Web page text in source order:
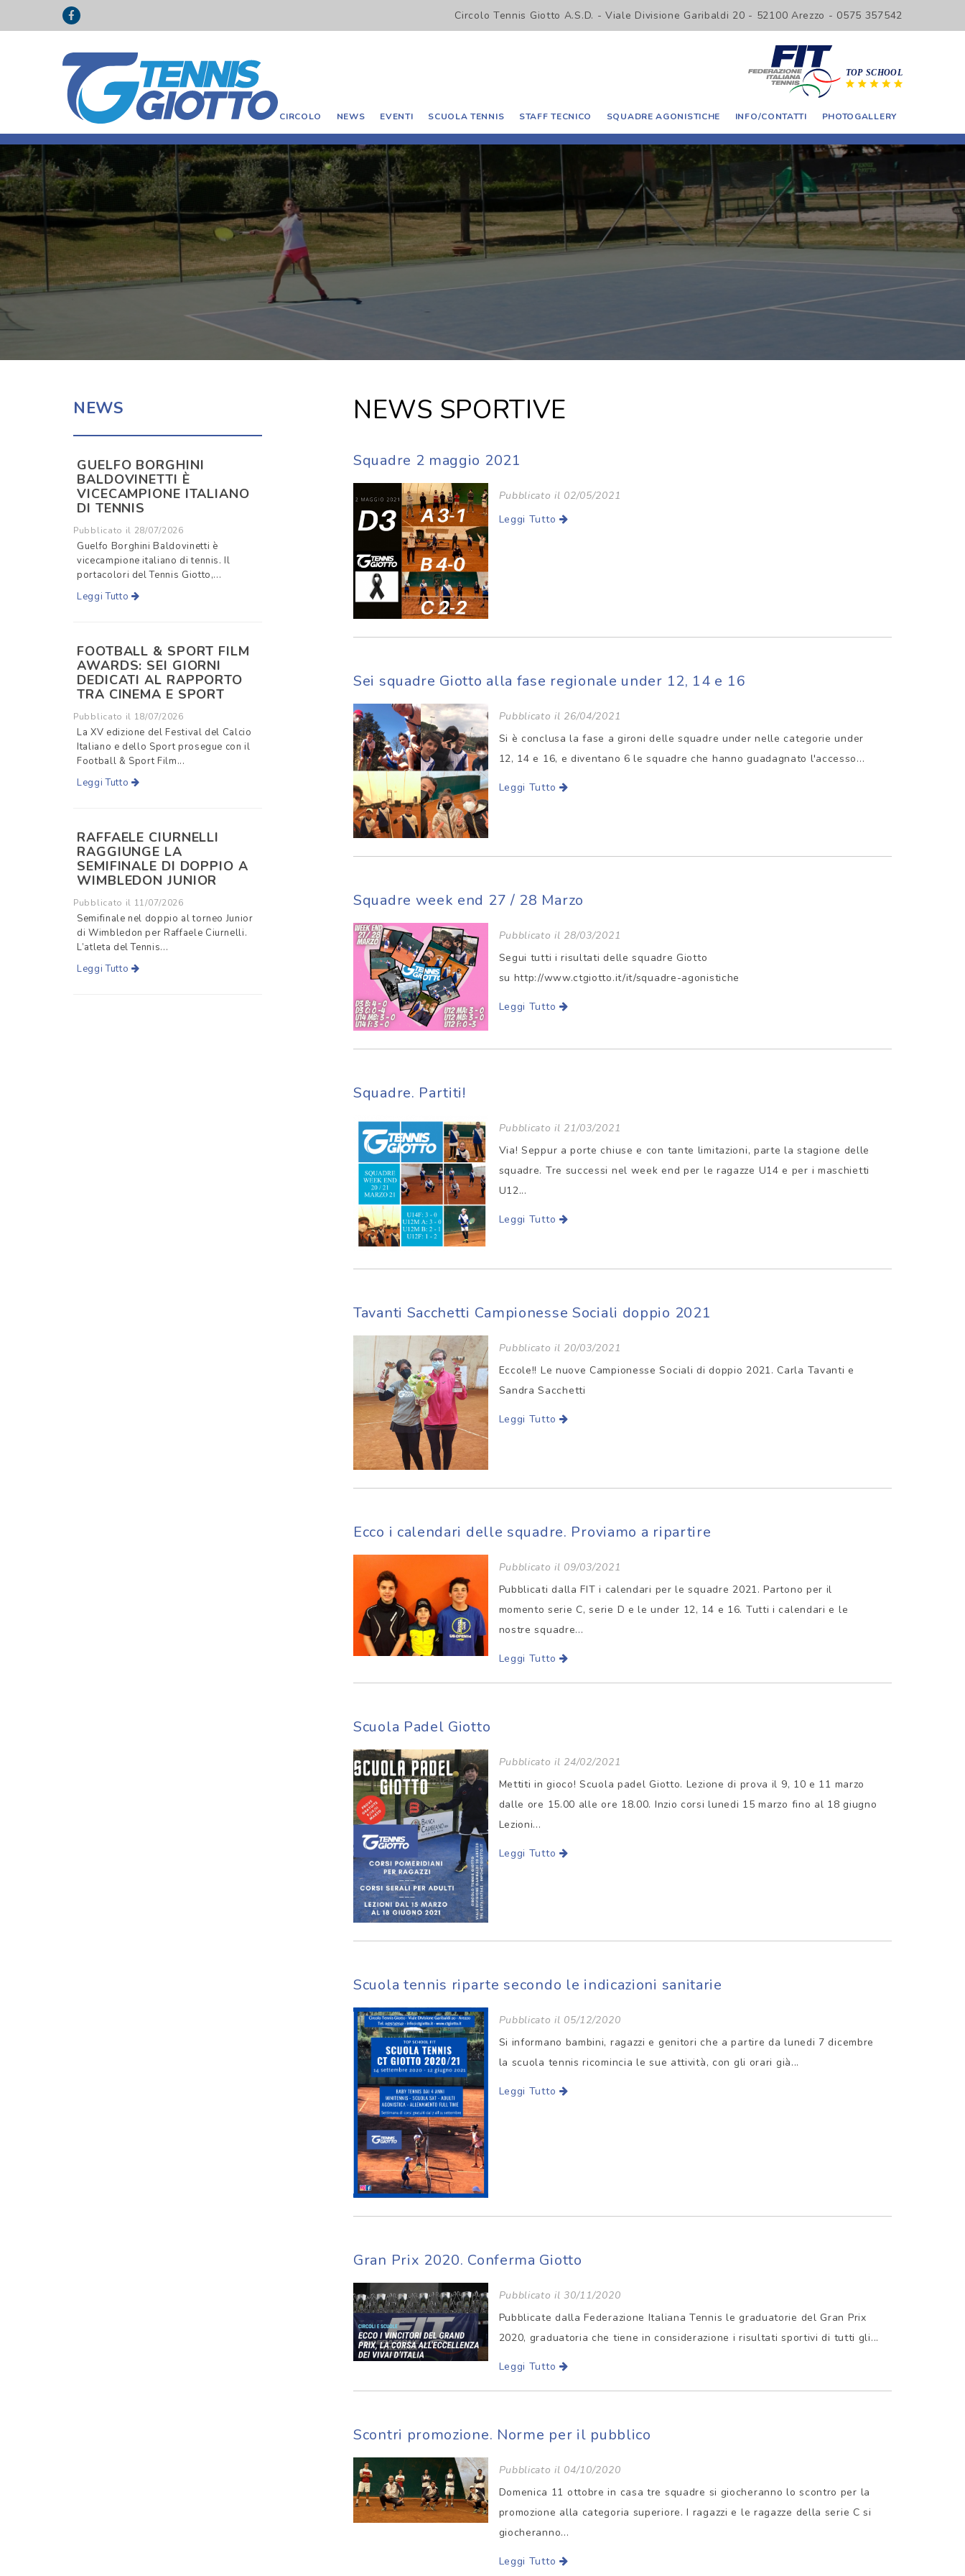
Circolo Tennis Giotto A.S.D. - Viale Divisione Garibaldi 20 - 52100 Arezzo - 0575 357542
CIRCOLO NEWS EVENTI SCUOLA TENNIS STAFF TECNICO SQUADRE AGONISTICHE INFO/CONTATTI PHOTOGALLERY
NEWS SPORTIVE
Squadre 2 maggio 2021
Pubblicato il 02/05/2021
Leggi Tutto
Sei squadre Giotto alla fase regionale under 12, 14 e 16
Pubblicato il 26/04/2021
Si è conclusa la fase a gironi delle squadre under nelle categorie under
12, 14 e 16, e diventano 6 le squadre che hanno guadagnato l'accesso...
Leggi Tutto
Squadre week end 27 / 28 Marzo
Pubblicato il 28/03/2021
Segui tutti i risultati delle squadre Giotto
su http://www.ctgiotto.it/it/squadre-agonistiche
Leggi Tutto
Squadre. Partiti!
Pubblicato il 21/03/2021
Via! Seppur a porte chiuse e con tante limitazioni, parte la stagione delle
squadre. Tre successi nel week end per le ragazze U14 e per i maschietti
U12...
Leggi Tutto
Tavanti Sacchetti Campionesse Sociali doppio 2021
Pubblicato il 20/03/2021
Eccole!! Le nuove Campionesse Sociali di doppio 2021. Carla Tavanti e
Sandra Sacchetti
Leggi Tutto
Ecco i calendari delle squadre. Proviamo a ripartire
Pubblicato il 09/03/2021
Pubblicati dalla FIT i calendari per le squadre 2021. Partono per il
momento serie C, serie D e le under 12, 14 e 16. Tutti i calendari e le
nostre squadre...
Leggi Tutto
Scuola Padel Giotto
Pubblicato il 24/02/2021
Mettiti in gioco! Scuola padel Giotto. Lezione di prova il 9, 10 e 11 marzo
dalle ore 15.00 alle ore 18.00. Inzio corsi lunedi 15 marzo fino al 18 giugno
Lezioni...
Leggi Tutto
Scuola tennis riparte secondo le indicazioni sanitarie
Pubblicato il 05/12/2020
Si informano bambini, ragazzi e genitori che a partire da lunedi 7 dicembre
la scuola tennis ricomincia le sue attività, con gli orari già...
Leggi Tutto
Gran Prix 2020. Conferma Giotto
Pubblicato il 30/11/2020
Pubblicate dalla Federazione Italiana Tennis le graduatorie del Gran Prix
2020, graduatoria che tiene in considerazione i risultati sportivi di tutti gli...
Leggi Tutto
Scontri promozione. Norme per il pubblico
Pubblicato il 04/10/2020
Domenica 11 ottobre in casa tre squadre si giocheranno lo scontro per la
promozione alla categoria superiore. I ragazzi e le ragazze della serie C si
giocheranno...
Leggi Tutto
NEWS
GUELFO BORGHINI
BALDOVINETTI È
VICECAMPIONE ITALIANO
DI TENNIS
Pubblicato il 28/07/2026
Guelfo Borghini Baldovinetti è
vicecampione italiano di tennis. Il
portacolori del Tennis Giotto,...
Leggi Tutto
FOOTBALL & SPORT FILM
AWARDS: SEI GIORNI
DEDICATI AL RAPPORTO
TRA CINEMA E SPORT
Pubblicato il 18/07/2026
La XV edizione del Festival del Calcio
Italiano e dello Sport prosegue con il
Football & Sport Film...
Leggi Tutto
RAFFAELE CIURNELLI
RAGGIUNGE LA
SEMIFINALE DI DOPPIO A
WIMBLEDON JUNIOR
Pubblicato il 11/07/2026
Semifinale nel doppio al torneo Junior
di Wimbledon per Raffaele Ciurnelli.
L’atleta del Tennis...
Leggi Tutto